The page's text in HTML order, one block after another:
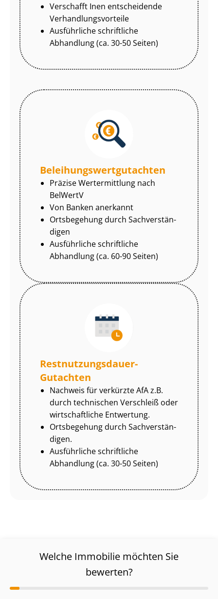
Verschafft Inen entscheidende
Ver­hand­lungs­vor­tei­le
Ausführliche schriftliche
Abhandlung (ca. 30-50 Seiten)
Be­lei­hungs­wert­gut­ach­ten
Präzise Wertermittlung nach
BelWertV
Von Banken anerkannt
Ortsbegehung durch Sach­ver­stän­
di­gen
Ausführliche schriftliche
Abhandlung (ca. 60-90 Seiten)
Rest­nut­zungs­dau­er-
Gutachten
Nachweis für verkürzte AfA z.B.
durch technischen Verschleiß oder
wirtschaftliche Entwertung.
Ortsbegehung durch Sach­ver­stän­
di­gen.
Ausführliche schriftliche
Abhandlung (ca. 30-50 Seiten)
Welche Immobilie möchten Sie
bewerten?